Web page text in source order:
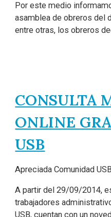
Por este medio
asamblea de obreros del
entre otras, los obreros
CONSULTA
ONLINE
USB
Apreciada Comunidad
A partir del 29/09/2014,
trabajadores
USB, cuentan con un